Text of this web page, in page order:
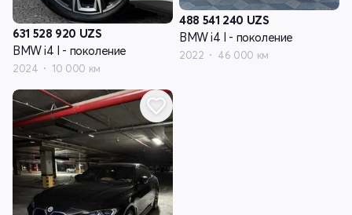
631 528 920 UZS
BMW i4 I - поколение
2024 10 000 км
488 541 240 UZS
BMW i4 I - поколение
2022 46 000 км